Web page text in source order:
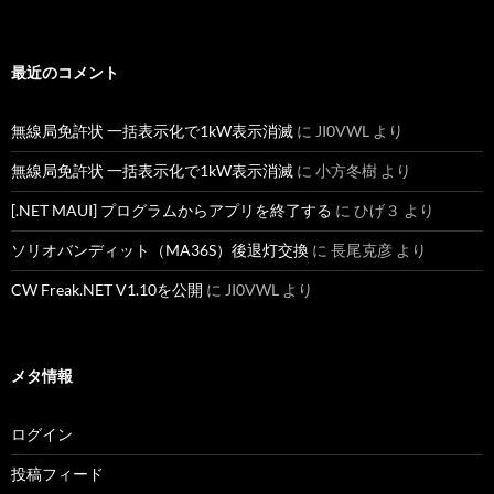
最近のコメント
無線局免許状 一括表示化で1kW表示消滅 に JI0VWL より
無線局免許状 一括表示化で1kW表示消滅 に 小方冬樹 より
[.NET MAUI] プログラムからアプリを終了する に ひげ３ より
ソリオバンディット（MA36S）後退灯交換 に 長尾克彦 より
CW Freak.NET V1.10を公開 に JI0VWL より
メタ情報
ログイン
投稿フィード